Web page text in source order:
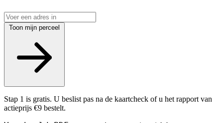
Toon mijn perceel
Stap 1 is gratis. U beslist pas na de kaartcheck of u het rapport van
actieprijs €9 bestelt.